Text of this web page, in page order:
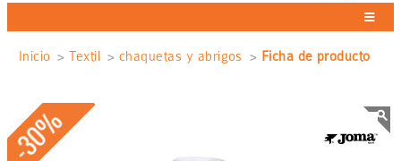
Sobrescribir
de
Inicio Textil chaquetas y abrigos Ficha de producto
-30%